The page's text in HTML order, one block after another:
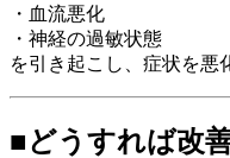
・血流悪化
・神経の過敏状態
を引き起こし、症状を悪
■どうすれば改